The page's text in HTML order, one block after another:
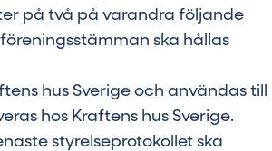
på två på varandra följande
ska hållas
hus Sverige och användas till
hos Kraftens hus Sverige.
styrelseprotokollet ska